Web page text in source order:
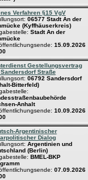
Verfahren §15 VgV
06577 Stadt An der
(Kyffhäuserkreis)
Stadt An der
15.09.2026
Gestellungsvertrag
Sandersdorf Straße
06792 Sandersdorf
Bitterfeld)
Anhalt
10.09.2026
Argentinischer
Dialog
Argentinien und
(Berlin)
BMEL-BKP
07.09.2026